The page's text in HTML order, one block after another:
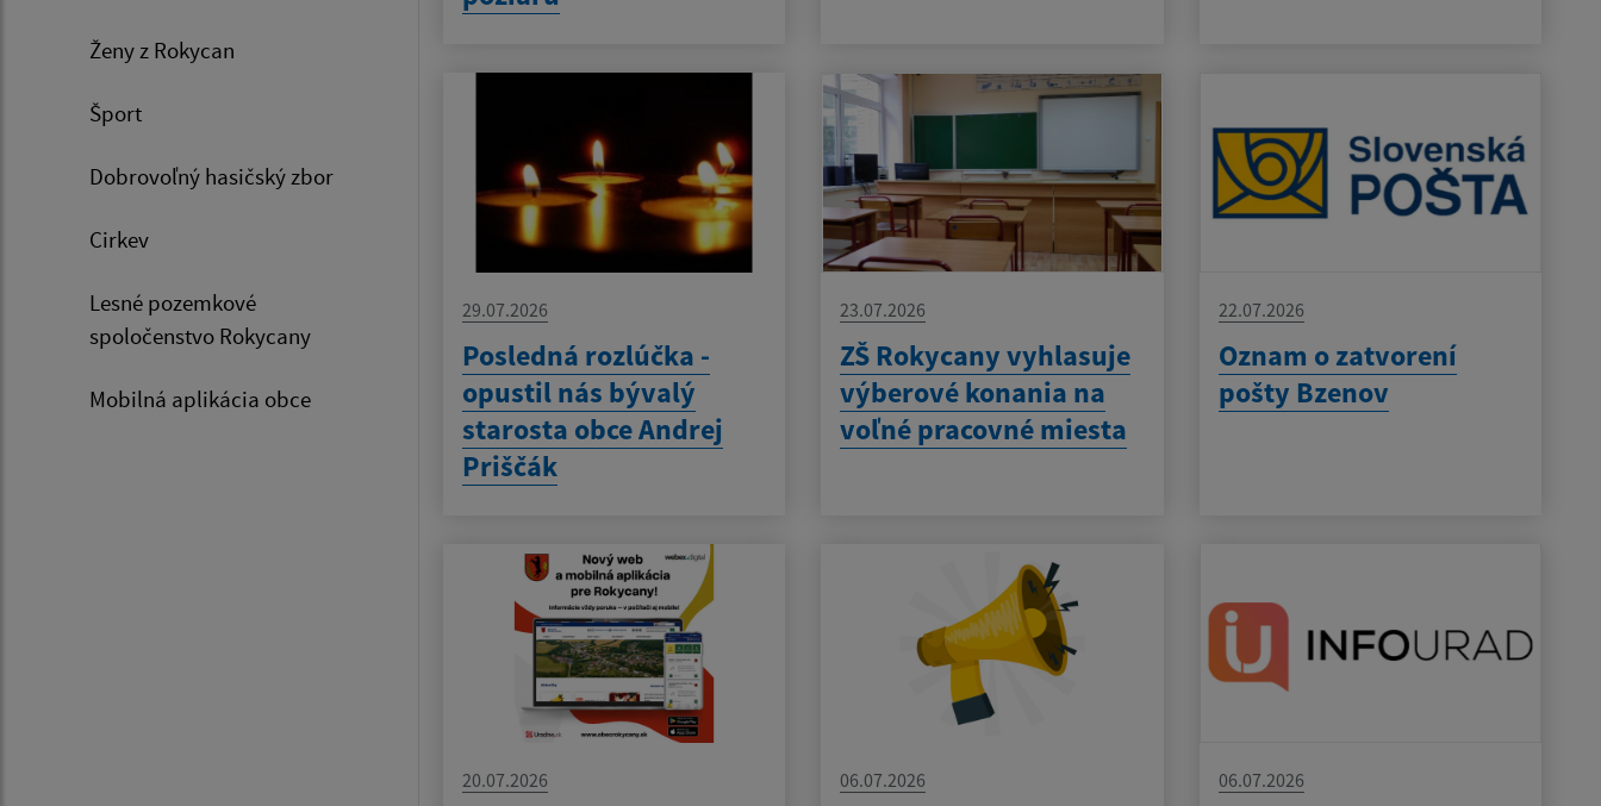
Ženy z Rokycan
Šport
Dobrovoľný hasičský zbor
Cirkev
Lesné pozemkové
spoločenstvo Rokycany
Mobilná aplikácia obce
29.07.2026
Posledná rozlúčka -
opustil nás bývalý
starosta obce Andrej
Priščák
23.07.2026
ZŠ Rokycany vyhlasuje
výberové konania na
voľné pracovné miesta
22.07.2026
Oznam o zatvorení
pošty Bzenov
20.07.2026 06.07.2026 06.07.2026